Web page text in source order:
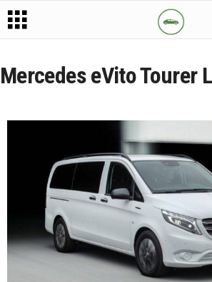
Mercedes eVito Tourer